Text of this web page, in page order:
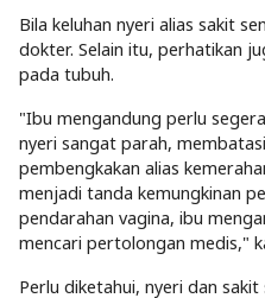
Bila keluhan nyeri alias sakit
dokter. Selain itu, perhatikan
pada tubuh.
"Ibu mengandung perlu
nyeri sangat parah,
pembengkakan alias
menjadi tanda kemungkinan
pendarahan vagina, ibu
mencari pertolongan medis,"
Perlu diketahui, nyeri dan